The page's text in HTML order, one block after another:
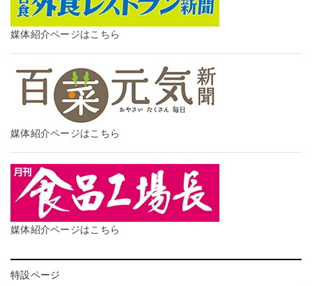
媒体紹介ページはこちら
媒体紹介ページはこちら
媒体紹介ページはこちら
特設ページ